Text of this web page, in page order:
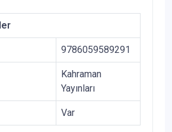
9786059589291
Kahraman
Yayınları
Var